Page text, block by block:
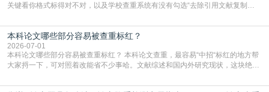
关键看你格式标得对不对，以及学校查重系统有没有勾选“去除引用文献复制
独占一行，每条文献用[1][2]方括号编号、与正文一一对应，著录项符合GB/T
7714（作者、题名、刊名、年、卷期、页码齐全，标点用半角）；查重系统识别
成功后通常把这段标为引用，
本科论文哪些部分容易被查重标红？
2026-07-01
本科论文哪些部分容易被查重标红？ 本科论文查重，最容易“中招“标红的地方帮
大家捋一下，可对照着改能省不少事哈。文献综述和国内外研究现状，这块绝对
乎一模一样的话，你要是直接复制百度百科、教材或别人写好的综述段落，系统